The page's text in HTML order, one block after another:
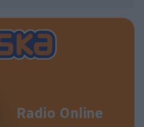
Radio Online